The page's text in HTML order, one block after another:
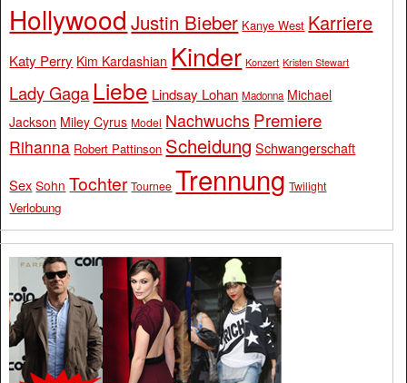
Hollywood Justin Bieber Kanye West Karriere
Katy Perry Kim Kardashian Kinder Konzert Kristen Stewart
Lady Gaga Liebe Lindsay Lohan Madonna Michael
Jackson Miley Cyrus Model Nachwuchs Premiere
Rihanna Robert Pattinson Scheidung Schwangerschaft
Sex Sohn Tochter Tournee Trennung Twilight
Verlobung